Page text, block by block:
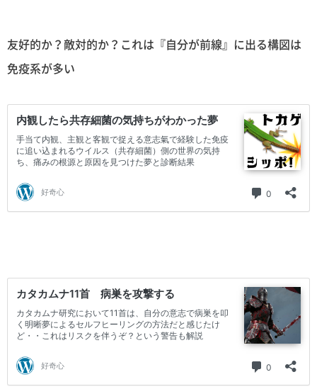
友好的か？敵対的か？これは『自分が前線』に出る構図は
免疫系が多い